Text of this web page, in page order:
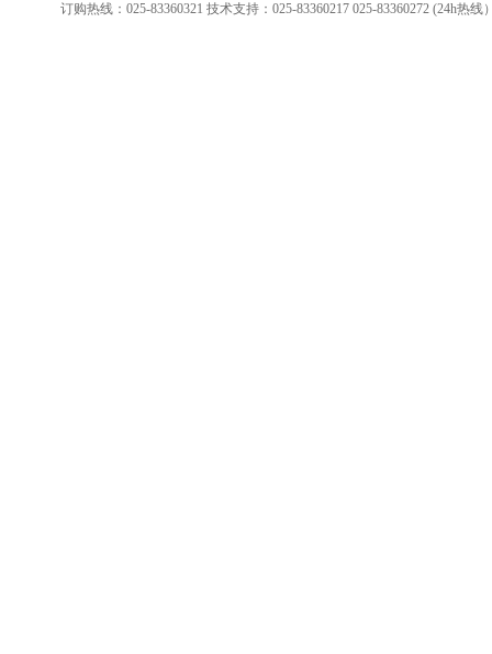
订购热线：025-83360321 技术支持：025-83360217 025-83360272 (24h热